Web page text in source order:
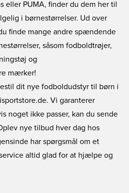
eller PUMA, finder du dem her til
i børnestørrelser. Ud over
finde mange andre spændende
såsom fodboldtrøjer,
og
mærker!
dit nye fodboldudstyr til børn i
Vi garanterer
noget ikke passer, kan du sende
nye tilbud hver dag hos
har spørgsmål om et
altid glad for at hjælpe og